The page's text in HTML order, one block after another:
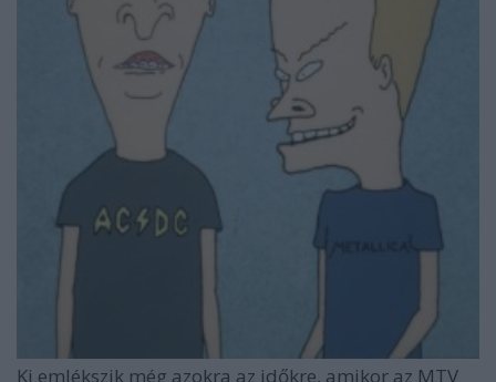
Ki emlékszik még azokra az időkre, amikor az MTV